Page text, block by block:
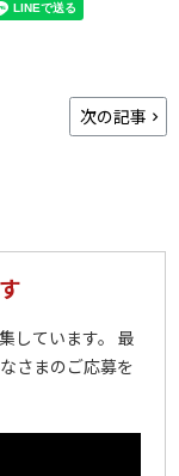
次の記事
しています。 最
さまのご応募を